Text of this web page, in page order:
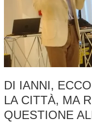
DI IANNI,
LA CITTÀ, MA
QUESTIONE
resta
sospeso
la
questione